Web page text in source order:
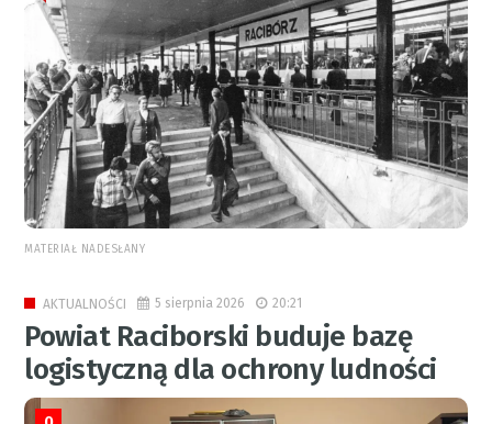
MATERIAŁ NADESŁANY
AKTUALNOŚCI 5 sierpnia 2026 20:21
Powiat Raciborski buduje bazę
logistyczną dla ochrony ludności